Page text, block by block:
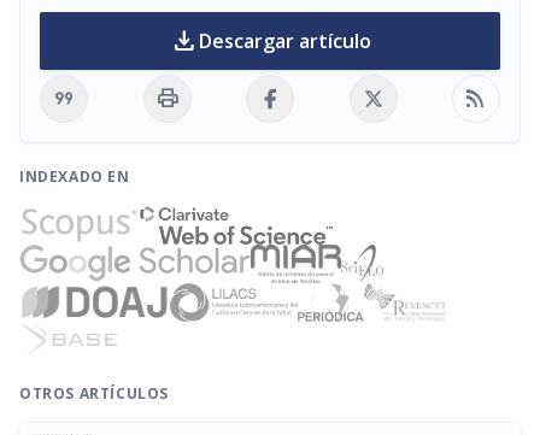
download Descargar artículo
format_quote print rss_feed
INDEXADO EN
OTROS ARTÍCULOS